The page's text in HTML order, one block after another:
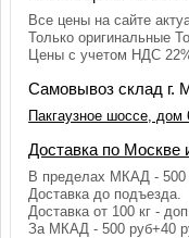
Все цены на сайте
Только оригинальные
Цены с учетом НДС
Самовывоз склад г.
Пакгаузное шоссе,
Доставка по
В пределах МКАД - 500
Доставка до подъезда.
Доставка от 100 кг -
За МКАД - 500 руб+40